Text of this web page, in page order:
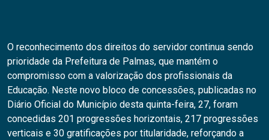
O reconhecimento dos direitos do servidor continua sendo
prioridade da Prefeitura de Palmas, que mantém o
compromisso com a valorização dos profissionais da
Educação. Neste novo bloco de concessões, publicadas no
Diário Oficial do Município desta quinta-feira, 27, foram
concedidas 201 progressões horizontais, 217 progressões
verticais e 30 gratificações por titularidade, reforçando a